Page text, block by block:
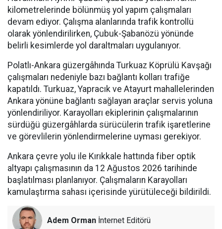
kilometrelerinde bölünmüş yol yapım çalışmaları
devam ediyor. Çalışma alanlarında trafik kontrollü
olarak yönlendirilirken, Çubuk-Şabanözü yönünde
belirli kesimlerde yol daraltmaları uygulanıyor.
Polatlı-Ankara güzergâhında Turkuaz Köprülü Kavşağı
çalışmaları nedeniyle bazı bağlantı kolları trafiğe
kapatıldı. Turkuaz, Yapracık ve Atayurt mahallelerinden
Ankara yönüne bağlantı sağlayan araçlar servis yoluna
yönlendiriliyor. Karayolları ekiplerinin çalışmalarının
sürdüğü güzergâhlarda sürücülerin trafik işaretlerine
ve görevlilerin yönlendirmelerine uyması gerekiyor.
Ankara çevre yolu ile Kırıkkale hattında fiber optik
altyapı çalışmasının da 12 Ağustos 2026 tarihinde
başlatılması planlanıyor. Çalışmaların Karayolları
kamulaştırma sahası içerisinde yürütüleceği bildirildi.
Adem Orman İnternet Editörü